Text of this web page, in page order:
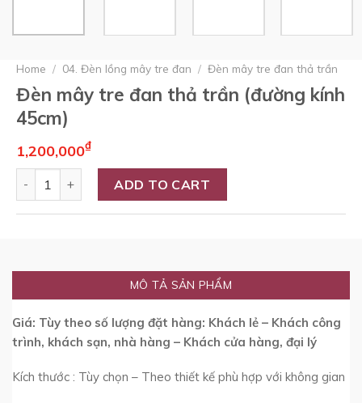
Home / 04. Đèn lồng mây tre đan / Đèn mây tre đan thả trần
Đèn mây tre đan thả trần (đường kính
45cm)
1,200,000₫
ADD TO CART
MÔ TẢ SẢN PHẨM
Giá: Tùy theo số lượng đặt hàng: Khách lẻ – Khách công
trình, khách sạn, nhà hàng – Khách cửa hàng, đại lý
Kích thước : Tùy chọn – Theo thiết kế phù hợp với không gian